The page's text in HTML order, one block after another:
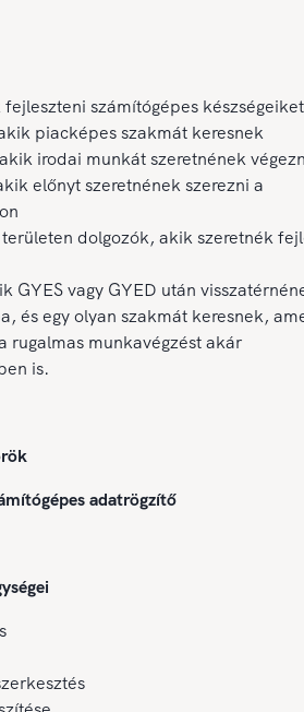
számítógépes készségeiket
piacképes szakmát keresnek
irodai munkát szeretnének
előnyt szeretnének szerezni a
dolgozók, akik szeretnék
GYES vagy GYED után
és egy olyan szakmát keresnek,
rugalmas munkavégzést akár
is.
adatrögzítő